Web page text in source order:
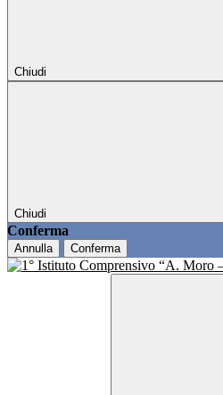
Chiudi
Chiudi
Conferma
Annulla Conferma